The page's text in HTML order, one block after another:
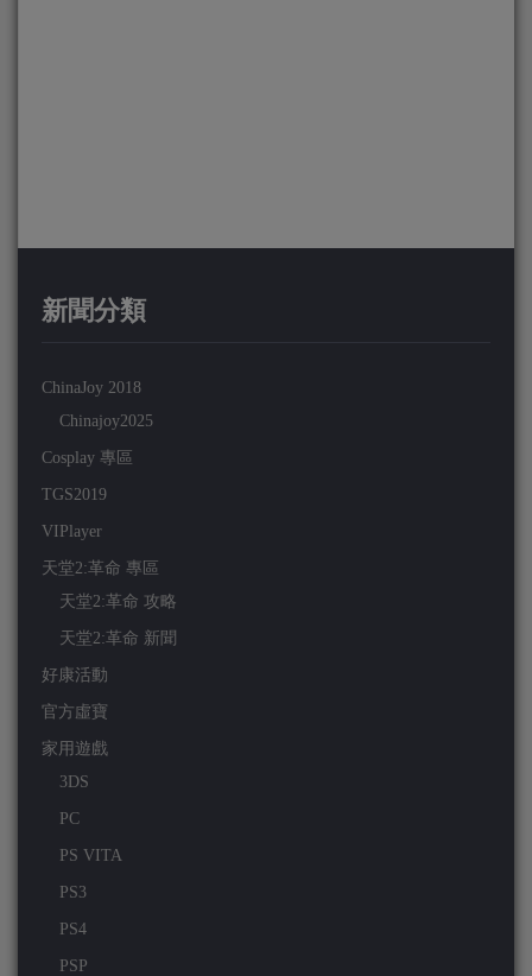
新聞分類
ChinaJoy 2018
Chinajoy2025
Cosplay 專區
TGS2019
VIPlayer
天堂2:革命 專區
天堂2:革命 攻略
天堂2:革命 新聞
好康活動
官方虛寶
家用遊戲
3DS
PC
PS VITA
PS3
PS4
PSP